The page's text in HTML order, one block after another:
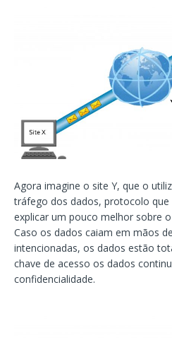
Agora imagine o site Y, que o
tráfego dos dados, protocolo que
explicar um pouco melhor sobre
Caso os dados caiam em mãos
intencionadas, os dados estão
chave de acesso os dados
confidencialidade.